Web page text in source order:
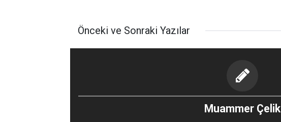
Önceki ve Sonraki Yazılar
Muammer Çelik